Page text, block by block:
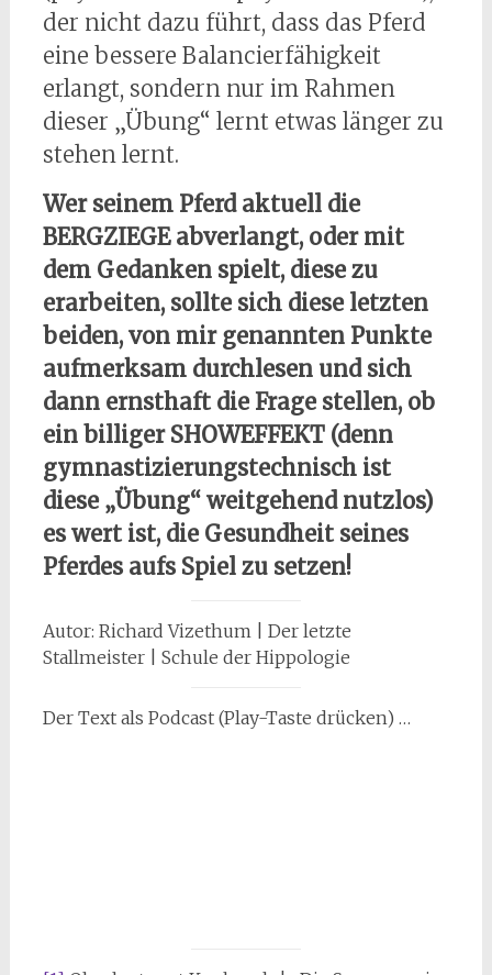
der nicht dazu führt, dass das Pferd
eine bessere Balancierfähigkeit
erlangt, sondern nur im Rahmen
dieser „Übung“ lernt etwas länger zu
stehen lernt.
Wer seinem Pferd aktuell die
BERGZIEGE abverlangt, oder mit
dem Gedanken spielt, diese zu
erarbeiten, sollte sich diese letzten
beiden, von mir genannten Punkte
aufmerksam durchlesen und sich
dann ernsthaft die Frage stellen, ob
ein billiger SHOWEFFEKT (denn
gymnastizierungstechnisch ist
diese „Übung“ weitgehend nutzlos)
es wert ist, die Gesundheit seines
Pferdes aufs Spiel zu setzen!
Autor: Richard Vizethum | Der letzte
Stallmeister | Schule der Hippologie
Der Text als Podcast (Play-Taste drücken) …